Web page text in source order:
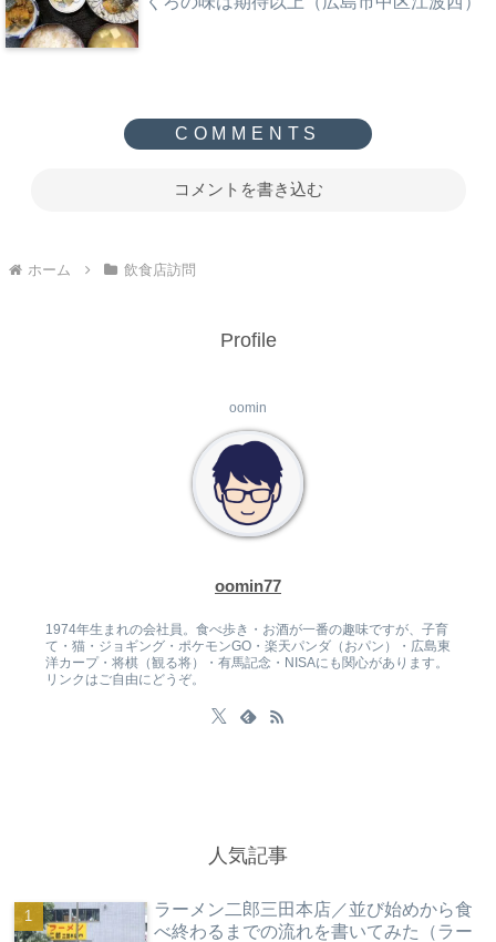
コメントを書き込む
ホーム 飲食店訪問
Profile
oomin
oomin77
1974年生まれの会社員。食べ歩き・お酒が一番の趣味ですが、子育
て・猫・ジョギング・ポケモンGO・楽天パンダ（おパン）・広島東
洋カープ・将棋（観る将）・有馬記念・NISAにも関心があります。
リンクはご自由にどうぞ。
人気記事
ラーメン二郎三田本店／並び始めから食
べ終わるまでの流れを書いてみた（ラー